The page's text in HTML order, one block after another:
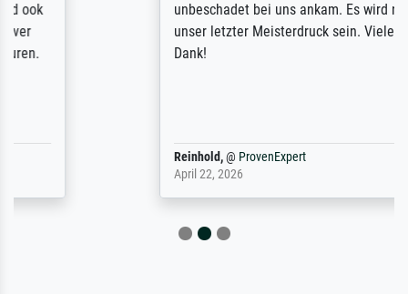
unbeschadet bei uns ankam. Es wird nicht
unser letzter Meisterdruck sein. Vielen
ProvenExpert